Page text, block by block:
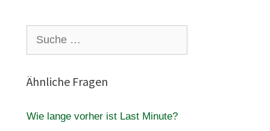
nach:
Ähnliche Fragen
Wie lange vorher ist Last Minute?